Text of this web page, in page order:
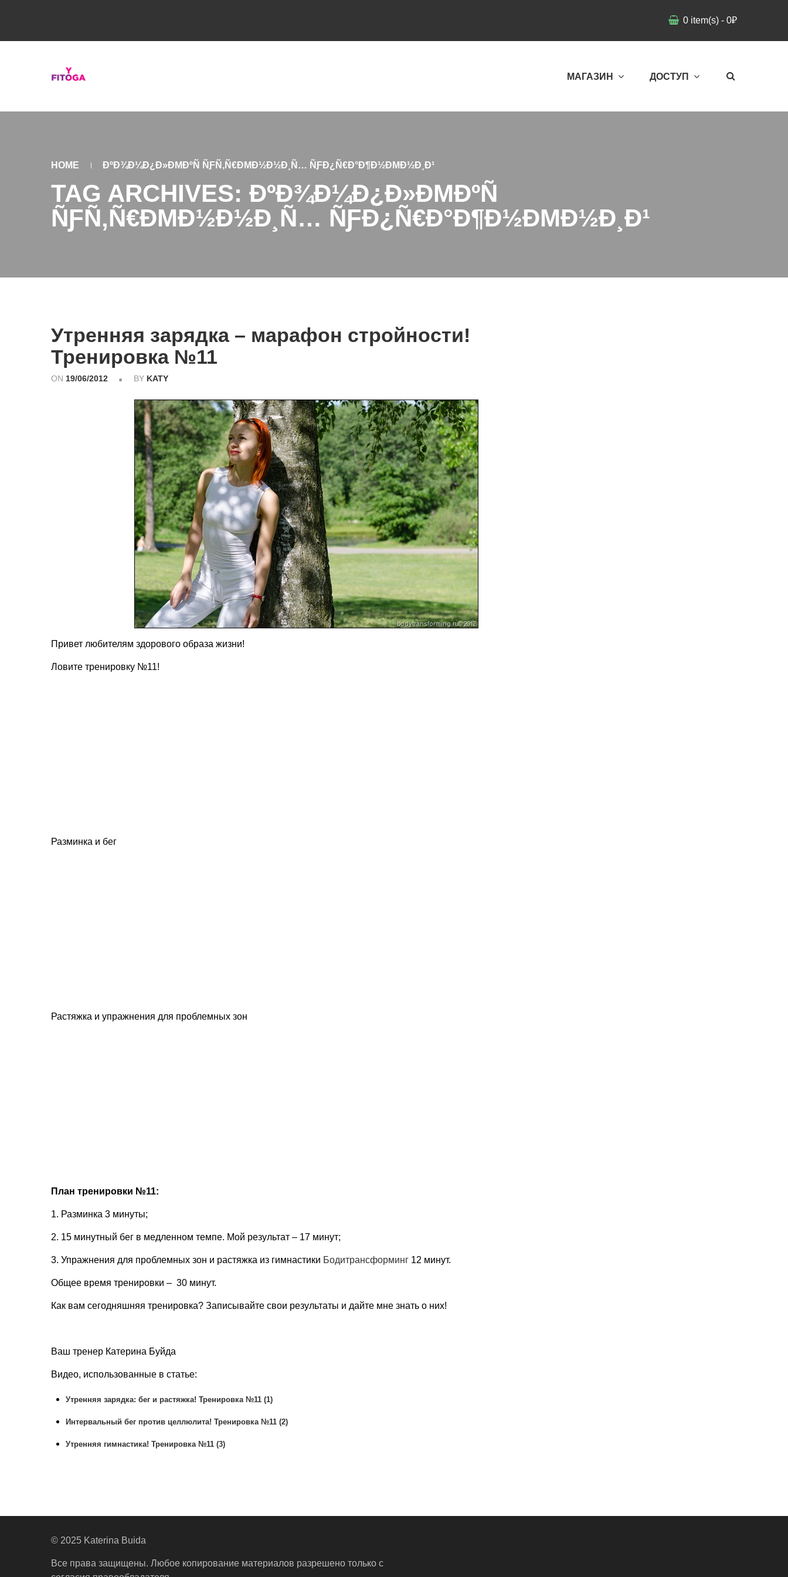
0 item(s) - 0₽
МАГАЗИН ДОСТУП
HOME ÐºÐ¾Ð¼Ð¿Ð»ÐΜÐºÑ ÑƑÑ‚Ñ€ÐΜÐ½Ð½Ð¸Ñ… ÑƑÐ¿Ñ€Ð°Ð¶Ð½ÐΜÐ½Ð¸Ð¹
TAG ARCHIVES: ÐºÐ¾Ð¼Ð¿Ð»ÐΜÐºÑ
ÑƑÑ‚Ñ€ÐΜÐ½Ð½Ð¸Ñ… ÑƑÐ¿Ñ€Ð°Ð¶Ð½ÐΜÐ½Ð¸Ð¹
Утренняя зарядка – марафон стройности!
Тренировка №11
ON 19/06/2012 BY KATY
Привет любителям здорового образа жизни!
Ловите тренировку №11!
Разминка и бег
Растяжка и упражнения для проблемных зон
План тренировки №11:
1. Разминка 3 минуты;
2. 15 минутный бег в медленном темпе. Мой результат – 17 минут;
3. Упражнения для проблемных зон и растяжка из гимнастики Бодитрансформинг 12 минут.
Общее время тренировки – 30 минут.
Как вам сегодняшняя тренировка? Записывайте свои результаты и дайте мне знать о них!
Ваш тренер Катерина Буйда
Видео, использованные в статье:
Утренняя зарядка: бег и растяжка! Тренировка №11 (1)
Интервальный бег против целлюлита! Тренировка №11 (2)
Утренняя гимнастика! Тренировка №11 (3)
© 2025 Katerina Buida
Все права защищены. Любое копирование материалов разрешено только с